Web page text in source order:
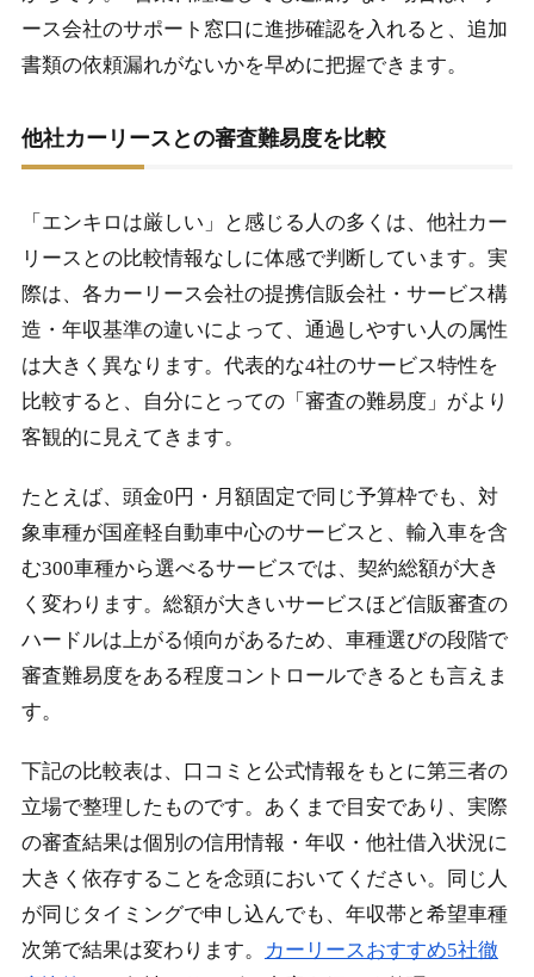
ース会社のサポート窓口に進捗確認を入れると、追加
書類の依頼漏れがないかを早めに把握できます。
他社カーリースとの審査難易度を比較
「エンキロは厳しい」と感じる人の多くは、他社カー
リースとの比較情報なしに体感で判断しています。実
際は、各カーリース会社の提携信販会社・サービス構
造・年収基準の違いによって、通過しやすい人の属性
は大きく異なります。代表的な4社のサービス特性を
比較すると、自分にとっての「審査の難易度」がより
客観的に見えてきます。
たとえば、頭金0円・月額固定で同じ予算枠でも、対
象車種が国産軽自動車中心のサービスと、輸入車を含
む300車種から選べるサービスでは、契約総額が大き
く変わります。総額が大きいサービスほど信販審査の
ハードルは上がる傾向があるため、車種選びの段階で
審査難易度をある程度コントロールできるとも言えま
す。
下記の比較表は、口コミと公式情報をもとに第三者の
立場で整理したものです。あくまで目安であり、実際
の審査結果は個別の信用情報・年収・他社借入状況に
大きく依存することを念頭においてください。同じ人
が同じタイミングで申し込んでも、年収帯と希望車種
次第で結果は変わります。
カーリースおすすめ5社徹